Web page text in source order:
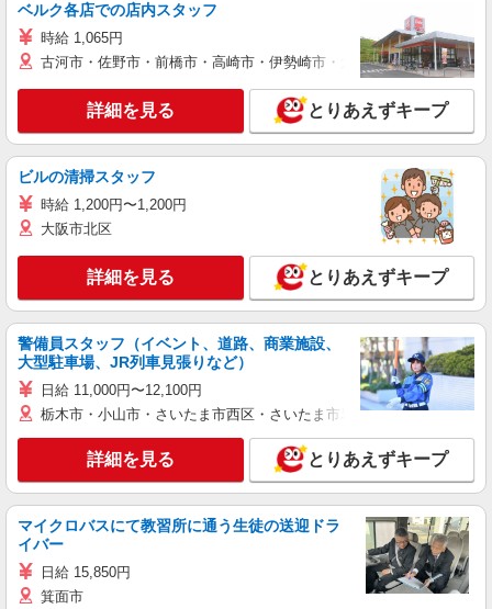
ベルク各店での店内スタッフ
時給 1,065円
古河市・佐野市・前橋市・高崎市・伊勢崎市・太田市・館林市・藤
詳細を見る とりあえずキープ
ビルの清掃スタッフ
時給 1,200円〜1,200円
大阪市北区
詳細を見る とりあえずキープ
警備員スタッフ（イベント、道路、商業施設、
大型駐車場、JR列車見張りなど）
日給 11,000円〜12,100円
栃木市・小山市・さいたま市西区・さいたま市岩槻区・久喜市・蓮田
詳細を見る とりあえずキープ
マイクロバスにて教習所に通う生徒の送迎ドラ
イバー
日給 15,850円
箕面市